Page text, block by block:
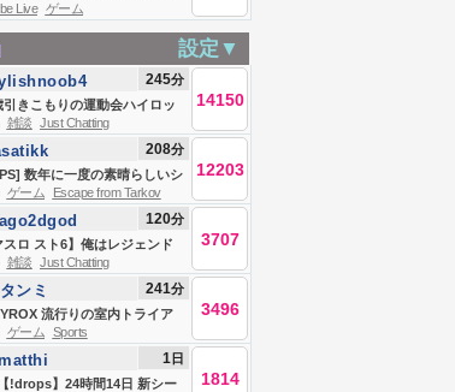
cuz I wanted to get
T-T
Live ゲーム
設定▼
引きこもりの運動会ハイロッ
245分
14150
雑談 Just Chatting
数年に一度の素晴らしいシ
Escape From Tarkov
208分
12203
ゲーム
Escape from Tarkov
スロ スト6】俺はレジェンド
なる！ﾄﾞﾝｯ！！ PR
120分
3707
雑談 Just Chatting
流行りの室内トライア
挑戦
ンミ 241分
3496
ゲーム Sports
!drops】24時間14日 新シー
1 日
1814